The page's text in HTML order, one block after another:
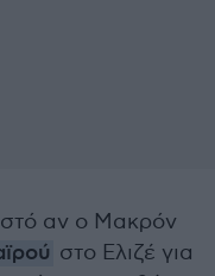
αν ο Μακρόν
στο Ελιζέ για